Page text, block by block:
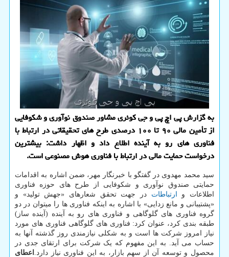
به گزارش پی اچ پی و جی کوئری مشاور صندوق نوآوری و شکوفایی
از تأمین مالی ۹۰ تا ۱۰۰ درصدی طرح های تحقیقاتی در ارتباط با
فناوری های رو به آینده اطلاع داد و اظهار داشت: بیشترین
درخواست حمایت مالی در ارتباط با فناوری هوش مصنوعی است.
سید محمد مهدوی در گفتگو با خبرنگار مهر، ضمن اشاره به اقدامات
حمایتی صندوق نوآوری و شکوفایی از طرح های حوزه فناوری
اطلاعات و
ارتباطات در جهت تحقق شعارهای «جهش تولید» و
«پشتیبانی و مانع زدایی» با اشاره به اینکه فناوری ها را میتوان در دو
گروه فناوری های گلوگاهی و فناوری های رو به آینده (آینده ساز)
طبقه بندی کرد، عنوان کرد: فناوری های گلوگاهی فناوری های مورد
نیاز امروز شرکت ها است و به شکلی نیازمندی روز گذشته آنها به
حساب می آید. به این مفهوم که یک شرکت برای ارتقای جدی در
محصول و توسعه آن از سهم بازار، به این فناوری نیاز دارد.
اعطای